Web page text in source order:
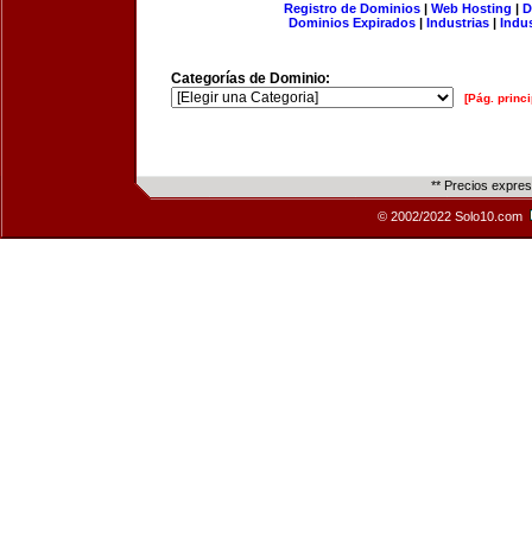
Registro de Dominios| Web Hosting |
Dominios Expirados | Industrias |
Categorías de Dominio:
[Pág.
** Precios
© 2002/2022 Solo10.com